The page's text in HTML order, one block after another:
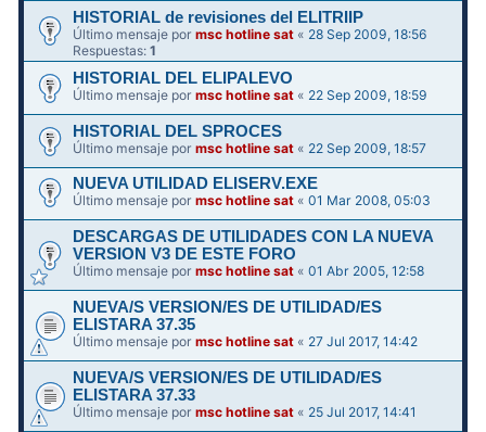
HISTORIAL de revisiones del ELITRIIP
Último mensaje pormsc hotline sat « 28 Sep 2009, 18:56
Respuestas:1
HISTORIAL DEL ELIPALEVO
Último mensaje pormsc hotline sat « 22 Sep 2009, 18:59
HISTORIAL DEL SPROCES
Último mensaje pormsc hotline sat « 22 Sep 2009, 18:57
NUEVA UTILIDAD ELISERV.EXE
Último mensaje pormsc hotline sat «01 Mar 2008, 05:03
DESCARGAS DE UTILIDADES CON LA NUEVA
VERSION V3 DE ESTE FORO
Último mensaje pormsc hotline sat «01 Abr 2005, 12:58
NUEVA/S VERSION/ES DE UTILIDAD/ES
ELISTARA 37.35
Último mensaje pormsc hotline sat « 27 Jul 2017, 14:42
NUEVA/S VERSION/ES DE UTILIDAD/ES
ELISTARA 37.33
Último mensaje pormsc hotline sat « 25 Jul 2017, 14:41